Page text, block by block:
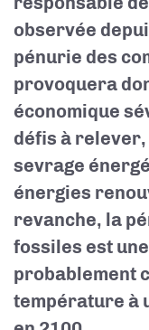
observée
pénurie des
provoquera
économique
défis à
sevrage
énergies
revanche, la
fossiles est
probablement
température à